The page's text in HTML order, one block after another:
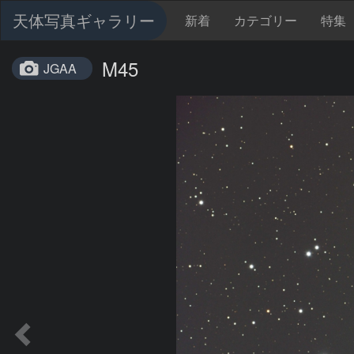
天体写真ギャラリー 新着 カテゴリー 特集
JGAA M45